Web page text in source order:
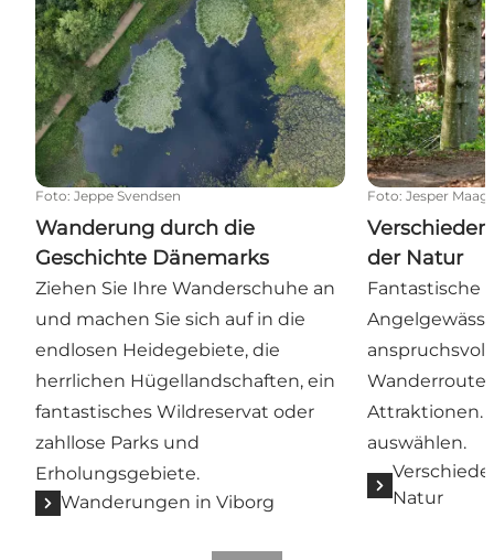
Foto: Jeppe Svendsen
Wanderung durch die
Geschichte Dänemarks
Ziehen Sie Ihre Wanderschuhe an
und machen Sie sich auf in die
endlosen Heidegebiete, die
herrlichen Hügellandschaften, ein
fantastisches Wildreservat oder
zahllose Parks und
Erholungsgebiete.
Wanderungen in Viborg
Foto: Jesper
der Natur
Fantastische
Attraktionen.
auswählen.
Natur